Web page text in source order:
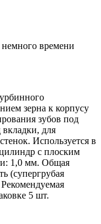
времени
зерна к корпусу
зубов под
для
Используется в
с плоским
1,0 мм. Общая
(супергрубая
5 шт.